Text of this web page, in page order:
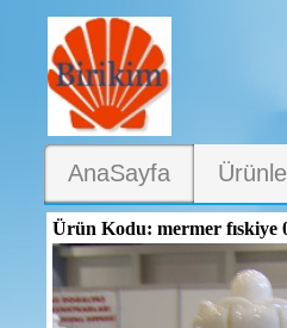
AnaSayfa
Ürün Kodu: mermer fıskiye